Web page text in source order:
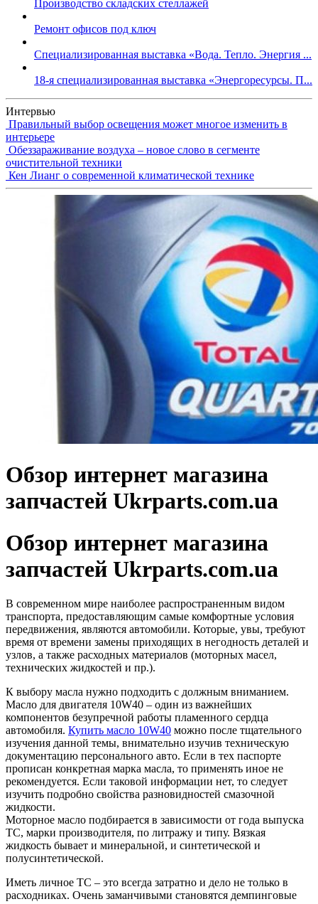
Производство складских стеллажей
Ремонт офисов под ключ
Специализированная выставка «Вода. Тепло. Энергия ...
18-я специализированная выставка «Энергоресурсы. П...
Интервью
Правильный выбор освещения может многое изменить в
интерьере
Обеззараживание воздуха – новое слово в сегменте
очистительной техники
Кен Лианг о современной климатической технике
Обзор интернет магазина
запчастей Ukrparts.com.ua
Обзор интернет магазина
запчастей Ukrparts.com.ua
В современном мире наиболее распространенным видом
транспорта, предоставляющим самые комфортные условия
передвижения, являются автомобили. Которые, увы, требуют
время от времени замены приходящих в негодность деталей и
узлов, а также расходных материалов (моторных масел,
технических жидкостей и пр.).
К выбору масла нужно подходить с должным вниманием.
Масло для двигателя 10W40 – один из важнейших
компонентов безупречной работы пламенного сердца
автомобиля. Купить масло 10W40 можно после тщательного
изучения данной темы, внимательно изучив техническую
документацию персонального авто. Если в тех паспорте
прописан конкретная марка масла, то применять иное не
рекомендуется. Если таковой информации нет, то следует
изучить подробно свойства разновидностей смазочной
жидкости.
Моторное масло подбирается в зависимости от года выпуска
ТС, марки производителя, по литражу и типу. Вязкая
жидкость бывает и минеральной, и синтетической и
полусинтетической.
Иметь личное ТС – это всегда затратно и дело не только в
расходниках. Очень заманчивыми становятся демпинговые